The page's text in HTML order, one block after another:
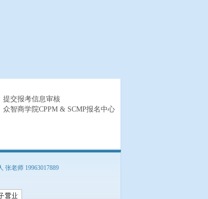
提交报考信息审核
众智商学院CPPM & SCMP报名中心
张老师 19963017889